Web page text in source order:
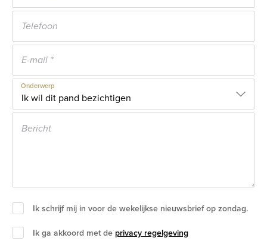
Onderwerp
Ik schrijf mij in voor de wekelijkse nieuwsbrief op zondag.
Ik ga akkoord met de privacy regelgeving